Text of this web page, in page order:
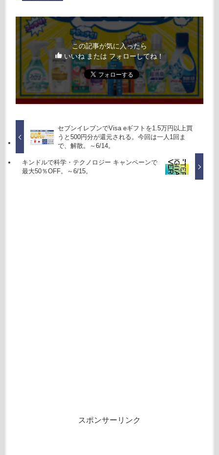
この記事が気に入ったら
いいね または フォローしてね！
セブンイレブンでVisa eギフトを1.5万円以上買
うと500円分が還元される。今回は一人1回ま
で、解散。～6/14。
キンドルで科学・テクノロジー キャンペーンで
最大50％OFF。～6/15。
スポンサーリンク